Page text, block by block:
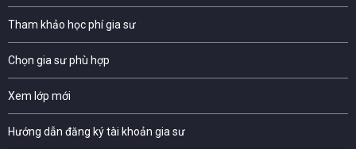
Tham khảo học phí gia sư
Chọn gia sư phù hợp
Xem lớp mới
Hướng dẫn đăng ký tài khoản gia sư